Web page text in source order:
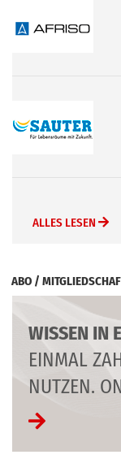
ALLES LESEN
ABO /
WISSEN IN
EINMAL
NUTZEN.